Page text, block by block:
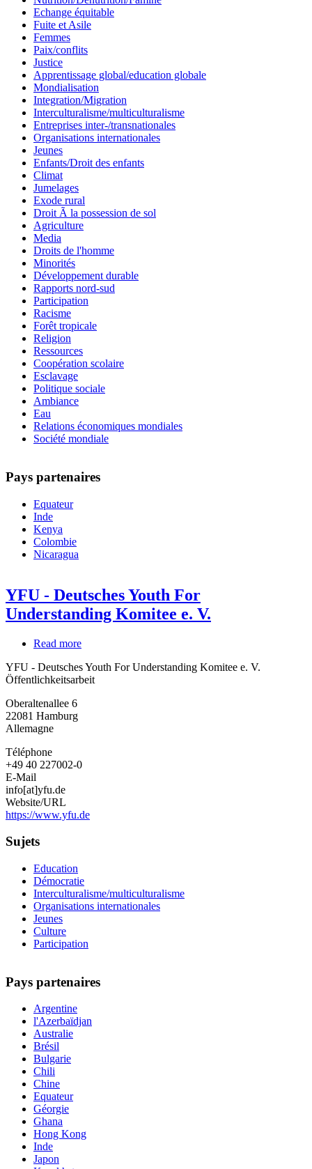
Echange équitable
Fuite et Asile
Femmes
Paix/conflits
Justice
Apprentissage global/education globale
Mondialisation
Integration/Migration
Interculturalisme/multiculturalisme
Entreprises inter-/transnationales
Organisations internationales
Jeunes
Enfants/Droit des enfants
Climat
Jumelages
Exode rural
Droit Ã la possession de sol
Agriculture
Media
Droits de l'homme
Minorités
Développement durable
Rapports nord-sud
Participation
Racisme
Forêt tropicale
Religion
Ressources
Coopération scolaire
Esclavage
Politique sociale
Ambiance
Eau
Relations économiques mondiales
Société mondiale
Pays partenaires
Equateur
Inde
Kenya
Colombie
Nicaragua
YFU - Deutsches Youth For
Understanding Komitee e. V.
Read more
-
Deutsches
YFU - Deutsches Youth For Understanding Komitee e. V.
Öffentlichkeitsarbeit
Oberaltenallee 6
22081 Hamburg
Allemagne
Téléphone
+49 40 227002-0
E-Mail
info[at]yfu.de
Website/URL
https://www.yfu.de
Sujets
Education
Démocratie
Interculturalisme/multiculturalisme
Organisations internationales
Jeunes
Culture
Participation
Pays partenaires
Argentine
l'Azerbaïdjan
Australie
Brésil
Bulgarie
Chili
Chine
Equateur
Géorgie
Ghana
Hong Kong
Inde
Japon